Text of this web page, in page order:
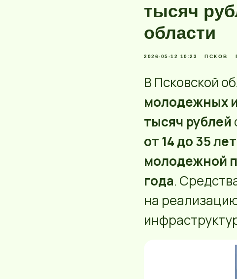
тысяч
области
2026-05-12 10:23 ПСКОВ
В Псковской
молодежных
тысяч рублей
от 14 до 35 лет
молодежной
года.
на